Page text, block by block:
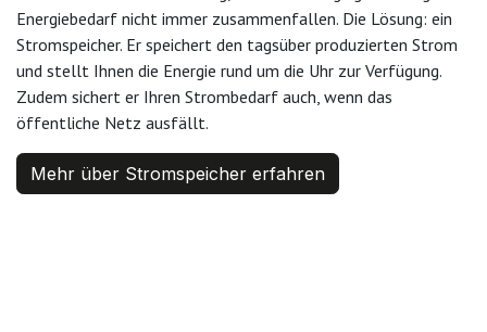
Energiebedarf nicht immer zusammenfallen. Die Lösung: ein
Stromspeicher. Er speichert den tagsüber produzierten Strom
und stellt Ihnen die Energie rund um die Uhr zur Verfügung.
Zudem sichert er Ihren Strombedarf auch, wenn das
öffentliche Netz ausfällt.
Mehr über Stromspeicher erfahren